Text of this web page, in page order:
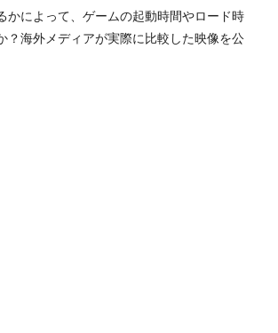
かによって、ゲームの起動時間やロード時
？海外メディアが実際に比較した映像を公